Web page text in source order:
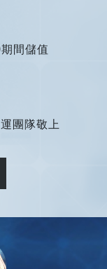
間儲值
團隊敬上